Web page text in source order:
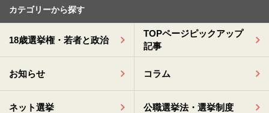
カテゴリーから探す
18歳選挙権・若者と政治
TOPページピックアップ
記事
お知らせ コラム
ネット選挙 公職選挙法・選挙制度